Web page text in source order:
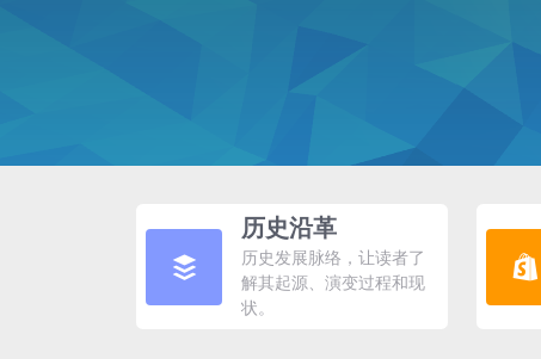
历史沿革
历史发展脉络，让读者了
解其起源、演变过程和现
状。